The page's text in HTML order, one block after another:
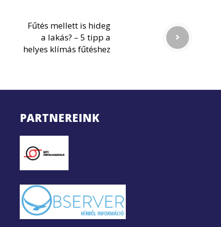
Fűtés mellett is hideg
a lakás? – 5 tipp a
helyes klímás fűtéshez
PARTNEREINK